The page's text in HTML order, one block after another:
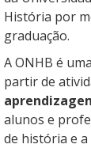
História por
graduação.
A ONHB é
partir de
alunos e
de história e